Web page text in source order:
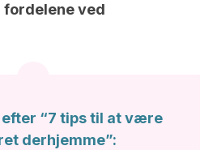
fordelene ved
efter “7 tips til at være
derhjemme”: